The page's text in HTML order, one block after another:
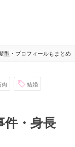
型・プロフィールもまとめ
肉 結婚
件・身長